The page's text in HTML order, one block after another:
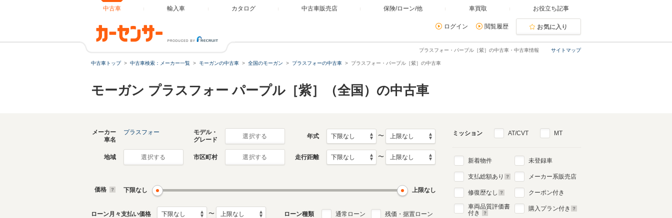
中古車 輸入車 カタログ 中古車販売店 保険/ローン/他 車買取 お役立ち記事
ログイン 閲覧履歴 お気に入り
サイトマップ
プラスフォー・パープル［紫］の中古車・中古車情報
中古車トップ 中古車検索：メーカー一覧 モーガンの中古車 全国のモーガン プラスフォーの中古車 プラスフォー・パープル［紫］の中古車
モーガン プラスフォー パープル［紫］（全国）の中古車
メーカー
車名
プラスフォー
モデル・
グレード
選択する 年式 〜
地域 選択する 市区町村 選択する 走行距離 〜
価格 下限なし 上限なし
ローン月々支払い価格 〜 ローン種類 通常ローン 残価・据置ローン
ミッション AT/CVT MT
新着物件
支払総額あり
修復歴なし
車両品質評価書
付き
未登録車
メーカー系販売店
クーポン付き
購入プラン付き